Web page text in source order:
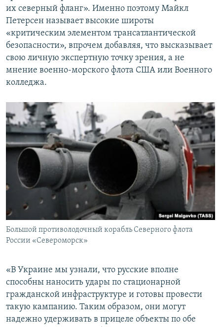
их северный фланг». Именно поэтому Майкл
Петерсен называет высокие широты
«критическим элементом трансатлантической
безопасности», впрочем добавляя, что высказывает
свою личную экспертную точку зрения, а не
мнение военно-морского флота США или Военного
колледжа.
Большой противолодочный корабль Северного флота
России «Североморск»
«В Украине мы узнали, что русские вполне
способны наносить удары по стационарной
гражданской инфраструктуре и готовы провести
такую кампанию. Таким образом, они могут
надежно удерживать в прицеле объекты по обе